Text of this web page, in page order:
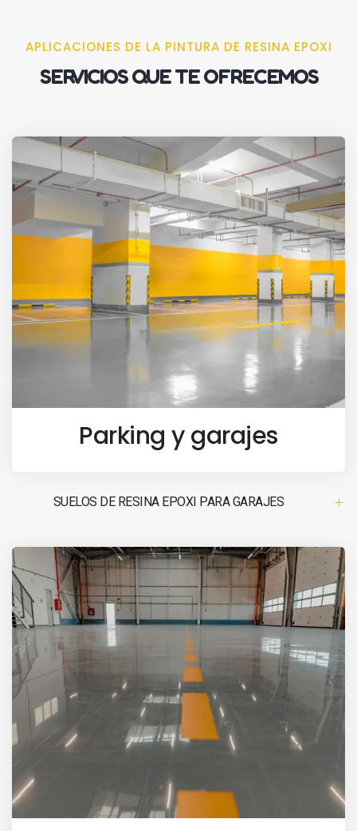
APLICACIONES DE LA PINTURA DE RESINA EPOXI
SERVICIOS QUE TE OFRECEMOS
Parking y garajes
SUELOS DE RESINA EPOXI PARA GARAJES